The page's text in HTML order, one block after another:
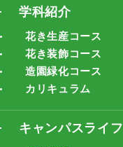
学科紹介
花き生産コース
花き装飾コース
造園緑化コース
カリキュラム
キャンパスライフ